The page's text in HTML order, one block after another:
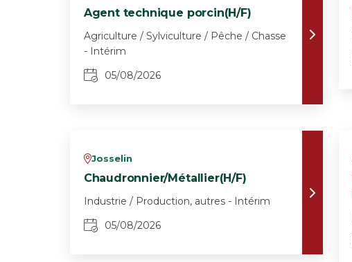
Agent technique porcin(H/F)
Agriculture / Sylviculture / Pêche / Chasse
- Intérim
05/08/2026
vJosselin
Chaudronnier/Métallier(H/F)
Industrie / Production, autres - Intérim
05/08/2026